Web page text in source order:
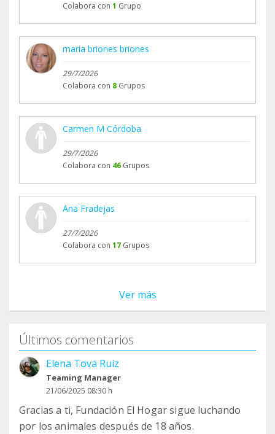
Colabora con 1 Grupo
maria briones briones
29/7/2026
Colabora con 8 Grupos
Carmen M Córdoba
29/7/2026
Colabora con 46 Grupos
Ana Fradejas
27/7/2026
Colabora con 17 Grupos
Ver más
Últimos comentarios
Elena Tova Ruiz
Teaming Manager
21/06/2025 08:30 h
Gracias a ti, Fundación El Hogar sigue luchando
por los animales después de 18 años.